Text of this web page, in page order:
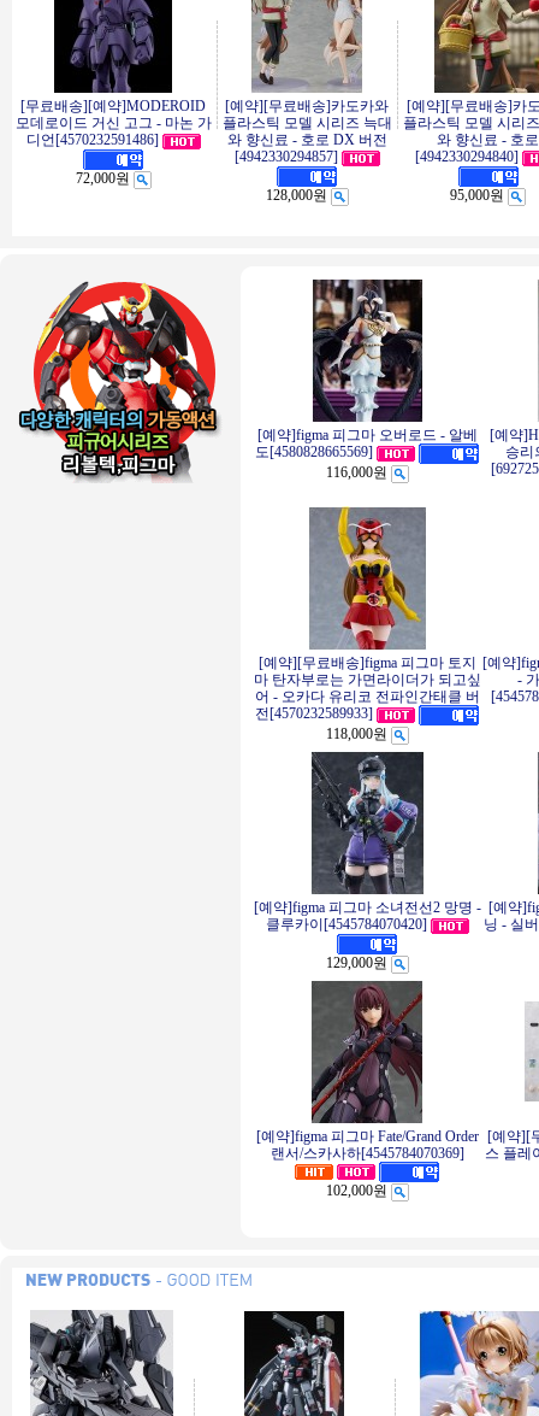
[무료배송][예약]MODEROID
모데로이드 거신 고그 - 마논 가
디언[4570232591486]
72,000원
[예약][무료배송]카도카와
플라스틱 모델 시리즈 늑대
와 향신료 - 호로 DX 버전
[4942330294857]
128,000원
[예약][무료배송]카
플라스틱 모델 시리
와 향신료 - 호로
[4942330294840]
95,000원
[예약]figma 피그마 오버로드 - 알베
도[4580828665569]
116,000원
[예약
승리
[예약][무료배송]figma 피그마 토지
마 탄자부로는 가면라이더가 되고싶
어 - 오카다 유리코 전파인간태클 버
전[4570232589933]
118,000원
[예약
-
[예약]figma 피그마 소녀전선2 망명 -
클루카이[4545784070420]
129,000원
[예약
닝 - 실
[예약]figma 피그마 Fate/Grand Order
랜서/스카사하[4545784070369]
102,000원
[예약][
스 플레